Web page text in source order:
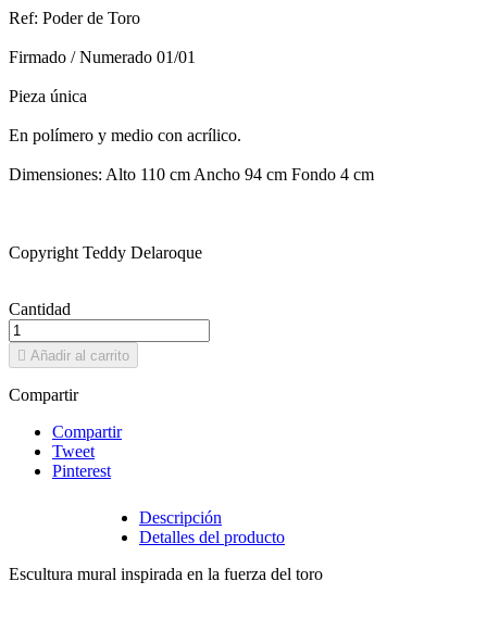
Ref: Poder de Toro
Firmado / Numerado 01/01
Pieza única
En polímero y medio con acrílico.
Dimensiones: Alto 110 cm Ancho 94 cm Fondo 4 cm
Copyright Teddy Delaroque
Cantidad
 Añadir al carrito
Compartir
Compartir
Tweet
Pinterest
Descripción
Detalles del producto
Escultura mural inspirada en la fuerza del toro